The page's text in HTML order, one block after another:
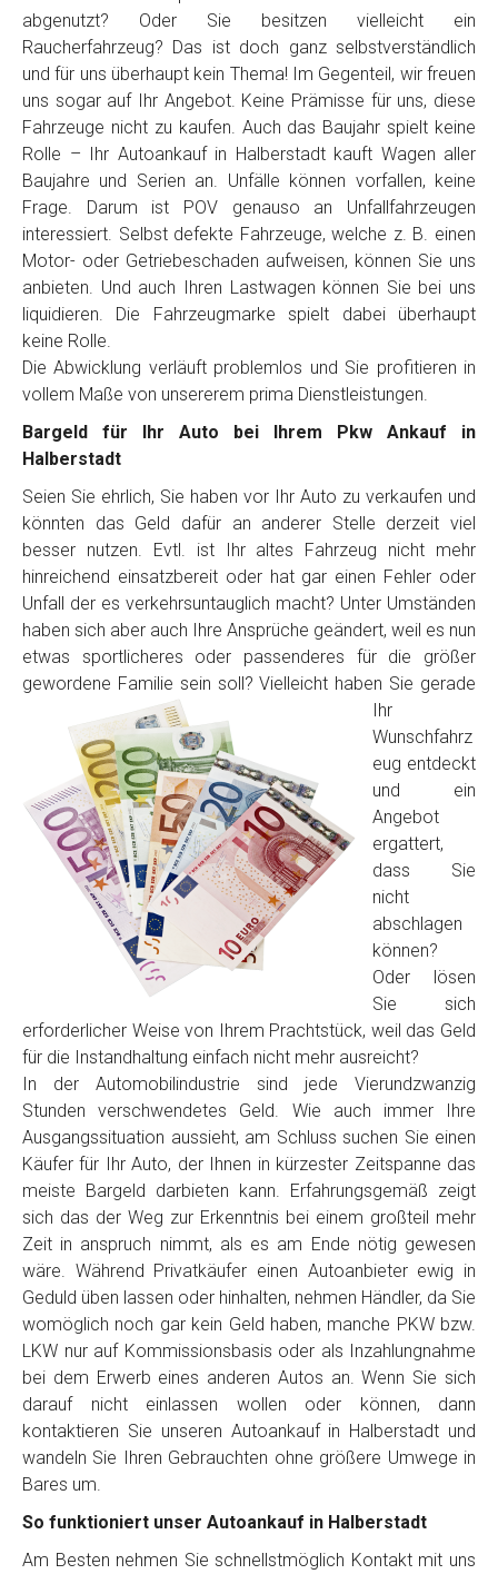
Telefon *
Email
PLZ und Ort
Foto Nr. 1
Foto Nr. 2
Foto Nr. 3
Fertig
Wie viel ist 10+2 ?*
abgenutzt? Oder Sie besitzen vielleicht ein
Raucherfahrzeug? Das ist doch ganz selbstverständlich
und für uns überhaupt kein Thema! Im Gegenteil, wir freuen
uns sogar auf Ihr Angebot. Keine Prämisse für uns, diese
Fahrzeuge nicht zu kaufen. Auch das Baujahr spielt keine
Rolle – Ihr Autoankauf in Halberstadt kauft Wagen aller
Baujahre und Serien an. Unfälle können vorfallen, keine
Frage. Darum ist POV genauso an Unfallfahrzeugen
interessiert. Selbst defekte Fahrzeuge, welche z. B. einen
Motor- oder Getriebeschaden aufweisen, können Sie uns
anbieten. Und auch Ihren Lastwagen können Sie bei uns
liquidieren. Die Fahrzeugmarke spielt dabei überhaupt
keine Rolle.
Die Abwicklung verläuft problemlos und Sie profitieren in
vollem Maße von unsererem prima Dienstleistungen.
Bargeld für Ihr Auto bei Ihrem Pkw Ankauf in
Halberstadt
Seien Sie ehrlich, Sie haben vor Ihr Auto zu verkaufen und
könnten das Geld dafür an anderer Stelle derzeit viel
besser nutzen. Evtl. ist Ihr altes Fahrzeug nicht mehr
hinreichend einsatzbereit oder hat gar einen Fehler oder
Unfall der es verkehrsuntauglich macht? Unter Umständen
haben sich aber auch Ihre Ansprüche geändert, weil es nun
etwas sportlicheres oder passenderes für die größer
gewordene Familie sein soll? Vielleicht haben Sie gerade
Ihr
Wunschfahrz
eug entdeckt
und ein
Angebot
ergattert,
dass Sie
nicht
abschlagen
können?
Oder lösen
Sie sich
erforderlicher Weise von Ihrem Prachtstück, weil das Geld
für die Instandhaltung einfach nicht mehr ausreicht?
In der Automobilindustrie sind jede Vierundzwanzig
Stunden verschwendetes Geld. Wie auch immer Ihre
Ausgangssituation aussieht, am Schluss suchen Sie einen
Käufer für Ihr Auto, der Ihnen in kürzester Zeitspanne das
meiste Bargeld darbieten kann. Erfahrungsgemäß zeigt
sich das der Weg zur Erkenntnis bei einem großteil mehr
Zeit in anspruch nimmt, als es am Ende nötig gewesen
wäre. Während Privatkäufer einen Autoanbieter ewig in
Geduld üben lassen oder hinhalten, nehmen Händler, da Sie
womöglich noch gar kein Geld haben, manche PKW bzw.
LKW nur auf Kommissionsbasis oder als Inzahlungnahme
bei dem Erwerb eines anderen Autos an. Wenn Sie sich
darauf nicht einlassen wollen oder können, dann
kontaktieren Sie unseren Autoankauf in Halberstadt und
wandeln Sie Ihren Gebrauchten ohne größere Umwege in
Bares um.
So funktioniert unser Autoankauf in Halberstadt
Am Besten nehmen Sie schnellstmöglich Kontakt mit uns